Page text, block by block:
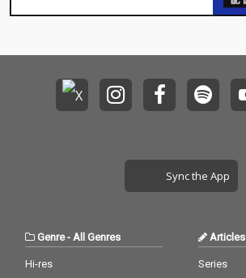
Sync the App
Genre- All Genres
Hi-res
Articles
Series